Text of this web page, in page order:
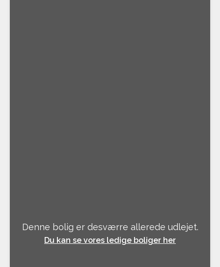
Denne bolig er desværre allerede udlejet.
Du kan se vores ledige boliger her